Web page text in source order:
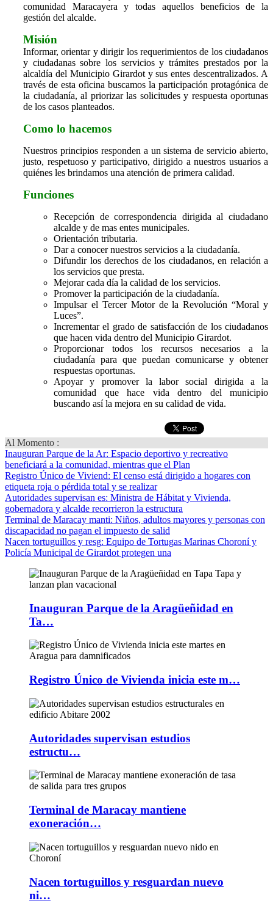
comunidad Maracayera y todas aquellos beneficios de la
gestión del alcalde.
Misión
Informar, orientar y dirigir los requerimientos de los ciudadanos
y ciudadanas sobre los servicios y trámites prestados por la
alcaldía del Municipio Girardot y sus entes descentralizados. A
través de esta oficina buscamos la participación protagónica de
la ciudadanía, al priorizar las solicitudes y respuesta oportunas
de los casos planteados.
Como lo hacemos
Nuestros principios responden a un sistema de servicio abierto,
justo, respetuoso y participativo, dirigido a nuestros usuarios a
quiénes les brindamos una atención de primera calidad.
Funciones
Recepción de correspondencia dirigida al ciudadano
alcalde y de mas entes municipales.
Orientación tributaria.
Dar a conocer nuestros servicios a la ciudadanía.
Difundir los derechos de los ciudadanos, en relación a
los servicios que presta.
Mejorar cada día la calidad de los servicios.
Promover la participación de la ciudadanía.
Impulsar el Tercer Motor de la Revolución “Moral y
Luces”.
Incrementar el grado de satisfacción de los ciudadanos
que hacen vida dentro del Municipio Girardot.
Proporcionar todos los recursos necesarios a la
ciudadanía para que puedan comunicarse y obtener
respuestas oportunas.
Apoyar y promover la labor social dirigida a la
comunidad que hace vida dentro del municipio
buscando así la mejora en su calidad de vida.
Al Momento :
Inauguran Parque de la Ar: Espacio deportivo y recreativo
beneficiará a la comunidad, mientras que el Plan
Registro Único de Viviend: El censo está dirigido a hogares con
etiqueta roja o pérdida total y se realizar
Autoridades supervisan es: Ministra de Hábitat y Vivienda,
gobernadora y alcalde recorrieron la estructura
Terminal de Maracay manti: Niños, adultos mayores y personas con
discapacidad no pagan el impuesto de salid
Nacen tortuguillos y resg: Equipo de Tortugas Marinas Choroní y
Policía Municipal de Girardot protegen una
Inauguran Parque de la Aragüeñidad en
Ta…
Registro Único de Vivienda inicia este m…
Autoridades supervisan estudios
estructu…
Terminal de Maracay mantiene
exoneración…
Nacen tortuguillos y resguardan nuevo
ni…